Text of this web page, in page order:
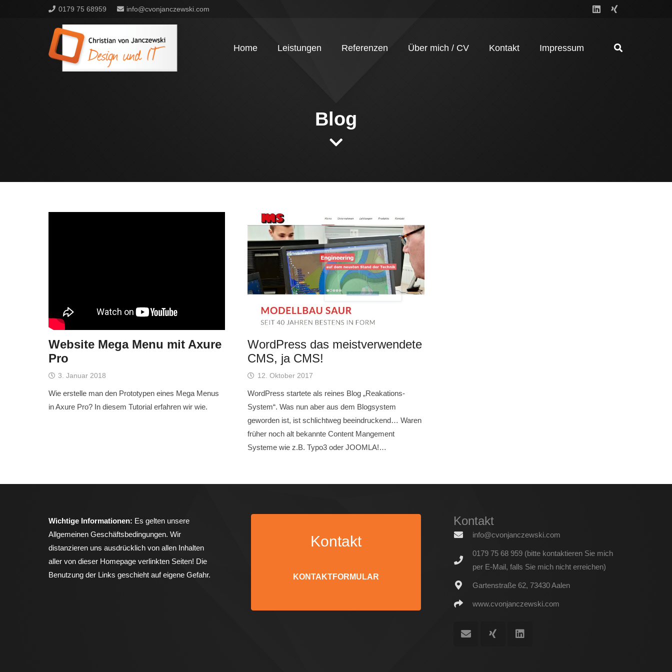
0179 75 68959 info@cvonjanczewski.com
Home Leistungen Referenzen Über mich / CV Kontakt Impressum
Blog
Website Mega Menu mit Axure
Pro
3. Januar 2018
Wie erstelle man den Prototypen eines Mega Menus
in Axure Pro? In diesem Tutorial erfahren wir wie.
WordPress das meistverwendete
CMS, ja CMS!
12. Oktober 2017
WordPress startete als reines Blog „Reakations-
System“. Was nun aber aus dem Blogsystem
geworden ist, ist schlichtweg beeindruckend… Waren
früher noch alt bekannte Content Mangement
Systeme wie z.B. Typo3 oder JOOMLA!…
Wichtige Informationen: Es gelten unsere
Allgemeinen Geschäftsbedingungen. Wir
distanzieren uns ausdrücklich von allen Inhalten
aller von dieser Homepage verlinkten Seiten! Die
Benutzung der Links geschieht auf eigene Gefahr.
Kontakt
KONTAKTFORMULAR
Kontakt
info@cvonjanczewski.com
0179 75 68 959 (bitte kontaktieren Sie mich
per E-Mail, falls Sie mich nicht erreichen)
Gartenstraße 62, 73430 Aalen
www.cvonjanczewski.com